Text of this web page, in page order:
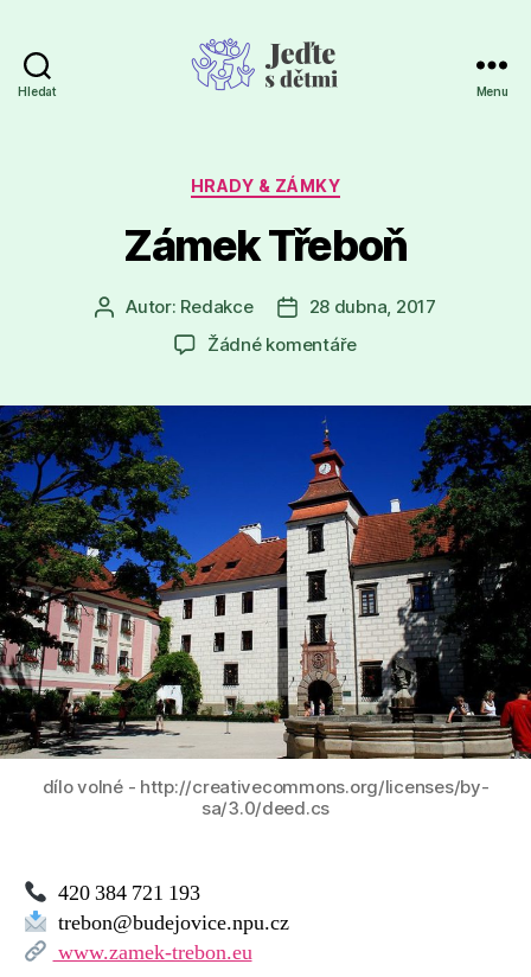
Hledat Menu
Rubriky
HRADY & ZÁMKY
Zámek Třeboň
Autor
příspěvku
Autor: Redakce
Datum
příspěvku
28 dubna, 2017
Žádné komentářeu
dílo volné - http://creativecommons.org/licenses/by-
sa/3.0/deed.cs
420 384 721 193
trebon@budejovice.npu.cz
www.zamek-trebon.eu